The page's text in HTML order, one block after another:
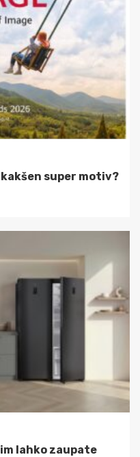
super motiv?
lahko zaupate